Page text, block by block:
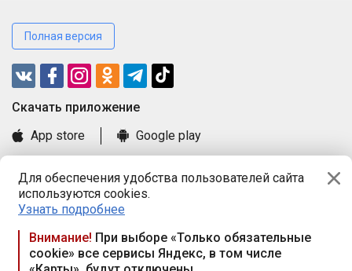
Для обеспечения удобства пользователей сайта
используются cookies.
Узнать подробнее
Внимание! При выборе «Только обязательные
cookie» все сервисы Яндекс, в том числе
Полная версия
Cкачать приложение
App store
Google play
Книга замечаний и предложений
Правила и документы
Praca.by © 2000—2026, ООО «ПРАЦА БАЙ»
Республика Беларусь, 220114, г. Минск, пр-т Независимости
117а, пом. № 9.